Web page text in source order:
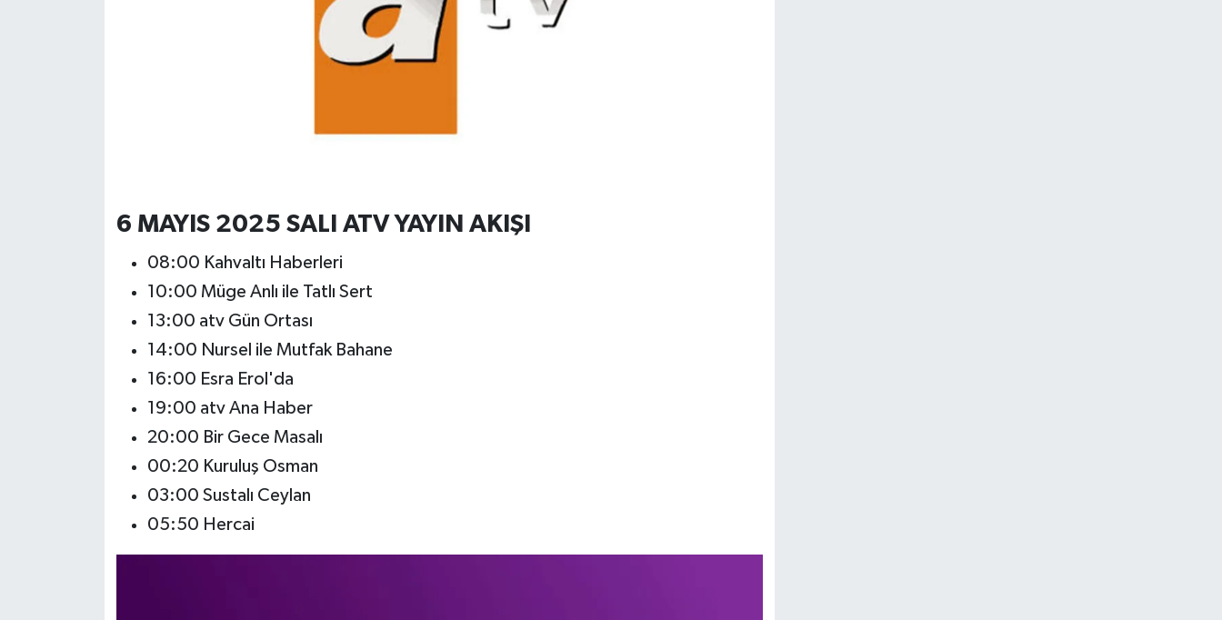
6 MAYIS 2025 SALI ATV YAYIN AKIŞI
08:00 Kahvaltı Haberleri
10:00 Müge Anlı ile Tatlı Sert
13:00 atv Gün Ortası
14:00 Nursel ile Mutfak Bahane
16:00 Esra Erol'da
19:00 atv Ana Haber
20:00 Bir Gece Masalı
00:20 Kuruluş Osman
03:00 Sustalı Ceylan
05:50 Hercai